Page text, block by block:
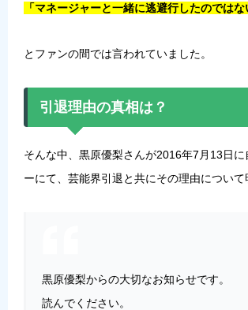
「マネージャーと一緒に逃避行したのではな
とファンの間では言われていました。
引退理由の真相は？
そんな中、黒原優梨さんが2016年7月13日に
ーにて、芸能界引退と共にその理由について
黒原優梨からの大切なお知らせです。
読んでください。